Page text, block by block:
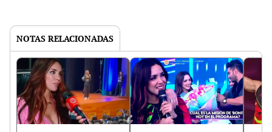
NOTAS RELACIONADAS